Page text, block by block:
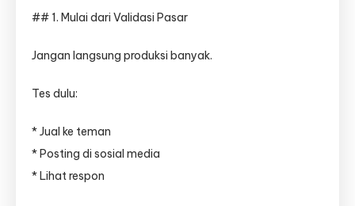
## 1. Mulai dari Validasi Pasar
Jangan langsung produksi banyak.
Tes dulu:
* Jual ke teman
* Posting di sosial media
* Lihat respon